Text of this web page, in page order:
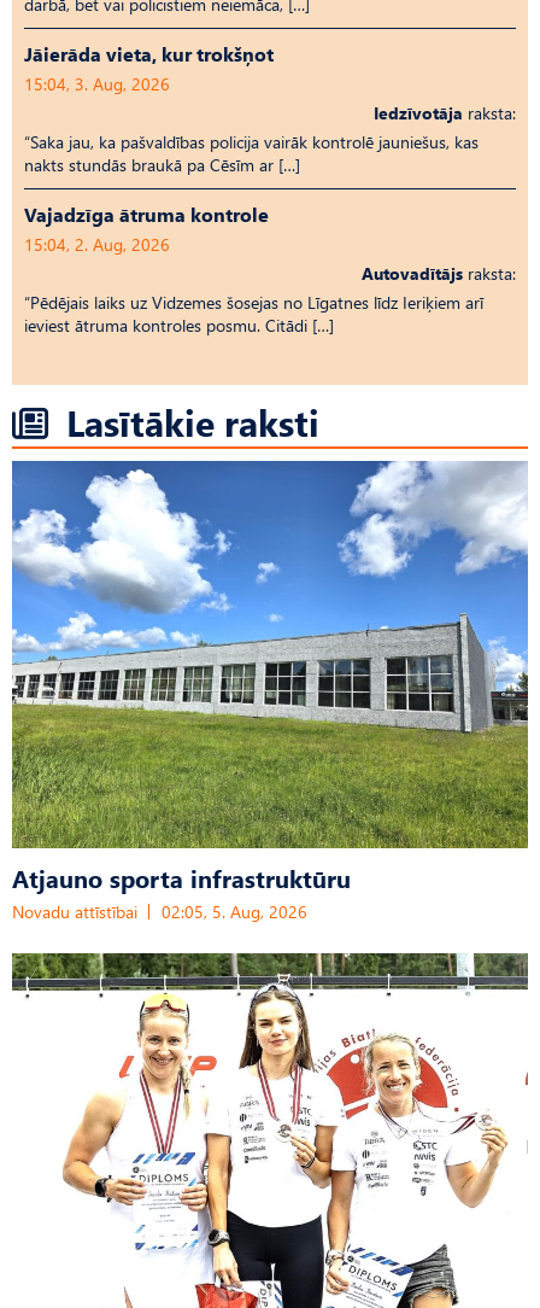
Jāierāda vieta, kur trokšņot
15:04, 3. Aug, 2026
Iedzīvotāja raksta:
“Saka jau, ka pašvaldības policija vairāk kontrolē jauniešus, kas
nakts stundās braukā pa Cēsīm ar […]
Vajadzīga ātruma kontrole
15:04, 2. Aug, 2026
Autovadītājs raksta:
“Pēdējais laiks uz Vid­ze­mes šosejas no Līgatnes līdz Ieriķiem arī
ieviest ātruma kontroles posmu. Citādi […]
Lasītākie raksti
Atjauno sporta infrastruktūru
Novadu attīstībai 02:05, 5. Aug, 2026